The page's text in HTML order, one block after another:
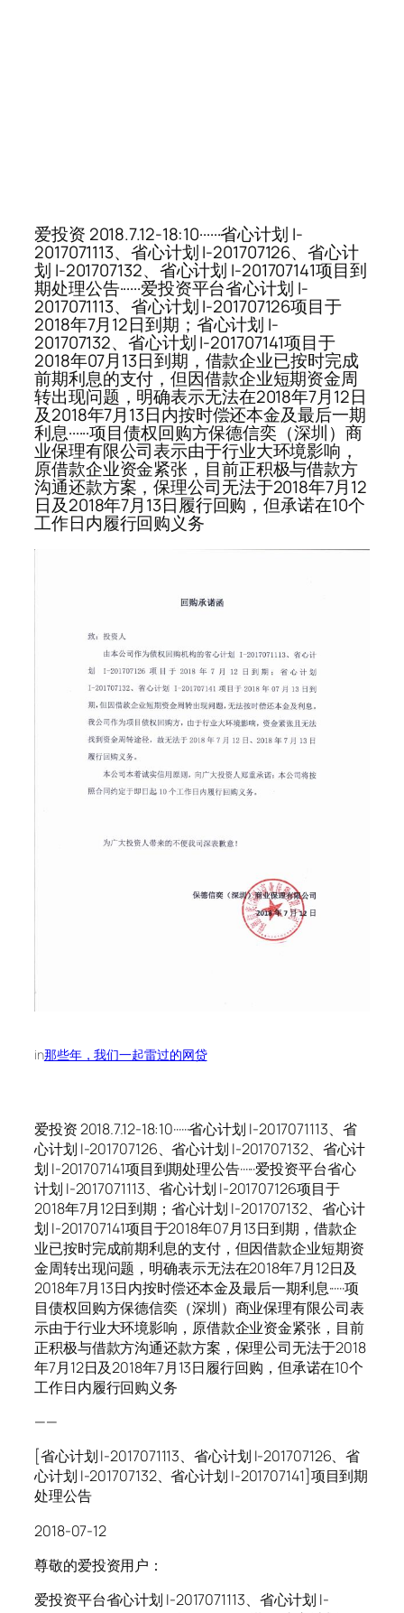
爱投资 2018.7.12-18:10······省心计划 I-
2017071113、省心计划 I-201707126、省心计
划 I-201707132、省心计划 I-201707141项目到
期处理公告······爱投资平台省心计划 I-
2017071113、省心计划 I-201707126项目于
2018年7月12日到期；省心计划 I-
201707132、省心计划 I-201707141项目于
2018年07月13日到期，借款企业已按时完成
前期利息的支付，但因借款企业短期资金周
转出现问题，明确表示无法在2018年7月12日
及2018年7月13日内按时偿还本金及最后一期
利息······项目债权回购方保德信奕（深圳）商
业保理有限公司表示由于行业大环境影响，
原借款企业资金紧张，目前正积极与借款方
沟通还款方案，保理公司无法于2018年7月12
日及2018年7月13日履行回购，但承诺在10个
工作日内履行回购义务
in那些年，我们一起雷过的网贷
爱投资 2018.7.12-18:10······省心计划 I-2017071113、省
心计划 I-201707126、省心计划 I-201707132、省心计
划 I-201707141项目到期处理公告······爱投资平台省心
计划 I-2017071113、省心计划 I-201707126项目于
2018年7月12日到期；省心计划 I-201707132、省心计
划 I-201707141项目于2018年07月13日到期，借款企
业已按时完成前期利息的支付，但因借款企业短期资
金周转出现问题，明确表示无法在2018年7月12日及
2018年7月13日内按时偿还本金及最后一期利息······项
目债权回购方保德信奕（深圳）商业保理有限公司表
示由于行业大环境影响，原借款企业资金紧张，目前
正积极与借款方沟通还款方案，保理公司无法于2018
年7月12日及2018年7月13日履行回购，但承诺在10个
工作日内履行回购义务
——
[省心计划 I-2017071113、省心计划 I-201707126、省
心计划 I-201707132、省心计划 I-201707141]项目到期
处理公告
2018-07-12
尊敬的爱投资用户：
爱投资平台省心计划 I-2017071113、省心计划 I-